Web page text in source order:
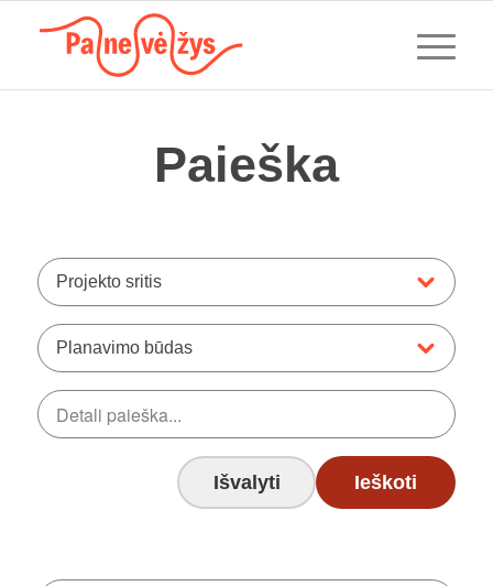
Paieška
Projekto sritis
Planavimo būdas
Išvalyti Ieškoti